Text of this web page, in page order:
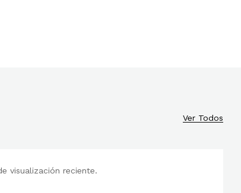
Ver Todos
visualización reciente.